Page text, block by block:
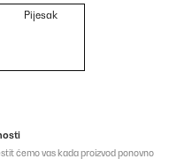
Pijesak
ćemo vas kada proizvod ponovno